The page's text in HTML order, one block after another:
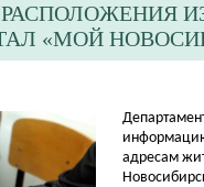
«МОЙ
адресам